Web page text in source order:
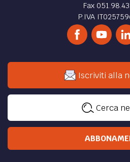
Fax
P.IVA
Iscriviti alla
Cerca